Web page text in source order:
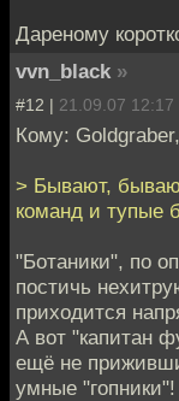
Дареному
vvn_black »
#12 | 21.09.07 12:17
Кому: Goldgraber,
> Бывают,
команд и тупые
"Ботаники", по
постичь
приходится
А вот "капитан
ещё не
умные